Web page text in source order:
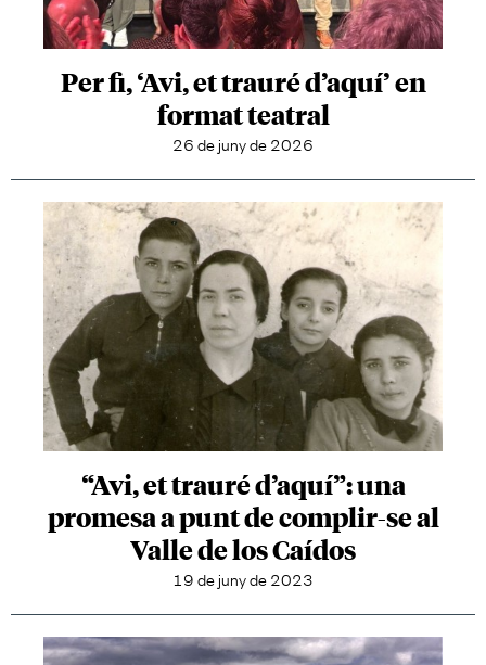
Per fi, ‘Avi, et trauré d’aquí’ en
format teatral
26 de juny de 2026
“Avi, et trauré d’aquí”: una
promesa a punt de complir-se al
Valle de los Caídos
19 de juny de 2023